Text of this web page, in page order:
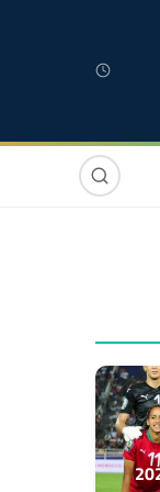
وصورة
– المغرب 2026